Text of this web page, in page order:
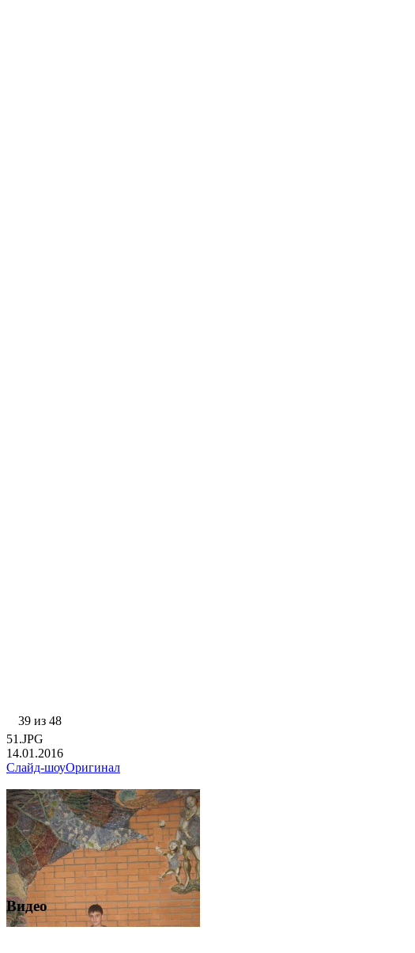
39 из 48
51.JPG
14.01.2016
Слайд-шоуОригинал
Видео